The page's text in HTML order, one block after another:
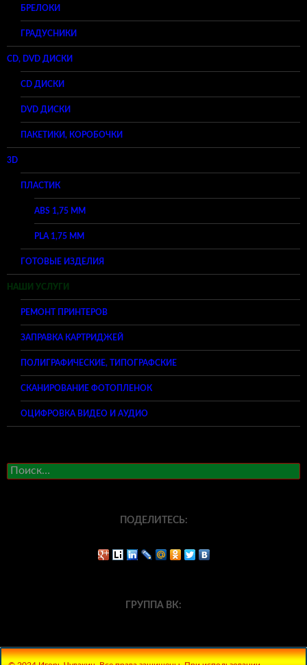
БРЕЛОКИ
ГРАДУСНИКИ
CD, DVD ДИСКИ
CD ДИСКИ
DVD ДИСКИ
ПАКЕТИКИ, КОРОБОЧКИ
3D
ПЛАСТИК
ABS 1,75 ММ
PLA 1,75 ММ
ГОТОВЫЕ ИЗДЕЛИЯ
НАШИ УСЛУГИ
РЕМОНТ ПРИНТЕРОВ
ЗАПРАВКА КАРТРИДЖЕЙ
ПОЛИГРАФИЧЕСКИЕ, ТИПОГРАФСКИЕ
СКАНИРОВАНИЕ ФОТОПЛЕНОК
ОЦИФРОВКА ВИДЕО И АУДИО
Найти:
ПОДЕЛИТЕСЬ:
ГРУППА ВК: